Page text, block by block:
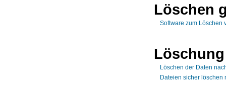
Löschen
Software zum Löschen
Löschung
Löschen der Daten
Dateien sicher löschen